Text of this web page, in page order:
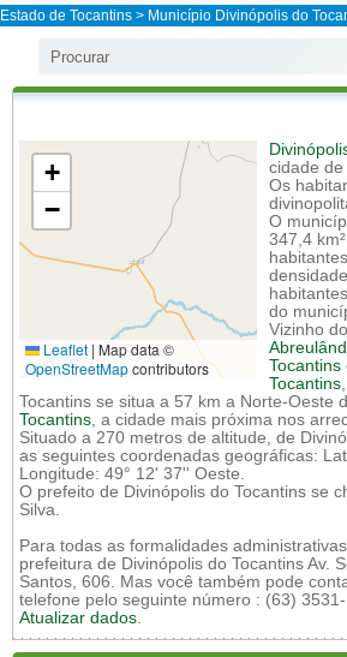
Estado de Tocantins > Município Divinópolis do
+
−
Leaflet | Map data ©
OpenStreetMapcontributors
cidade de
Os
O
347,4
do
Vizinho
Tocantins
Tocantins
Tocantins se situa a 57 km a Norte-Oeste
Tocantins, a cidade mais próxima nos
Situado a 270 metros de altitude, de
as seguintes coordenadas geográficas:
Longitude: 49° 12' 37'' Oeste.
O prefeito de Divinópolis do Tocantins se
Silva.
Para todas as formalidades
prefeitura de Divinópolis do Tocantins Av.
Santos, 606. Mas você também pode
telefone pelo seguinte número : (63)
Atualizar dados.